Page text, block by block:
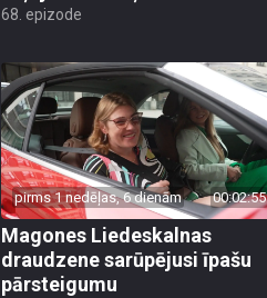
68. epizode
pirms 1 nedēļas, 6 dienām 00:02:55
Magones Liedeskalnas
draudzene sarūpējusi īpašu
pārsteigumu